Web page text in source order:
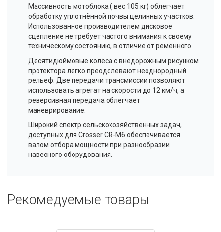
Массивность мотоблока ( вес 105 кг) облегчает
обработку уплотнённой почвы целинных участков.
Использованное производителем дисковое
сцепление не требует частого внимания к своему
техническому состоянию, в отличие от ременного.
Десятидюймовые колёса с внедорожным рисунком
протектора легко преодолевают неоднородный
рельеф. Две передачи трансмиссии позволяют
использовать агрегат на скорости до 12 км/ч, а
реверсивная передача облегчает
маневрирование.
Широкий спектр сельскохозяйственных задач,
доступных для Crosser CR-M6 обеспечивается
валом отбора мощности при разнообразии
навесного оборудования.
Рекомедуемые товары